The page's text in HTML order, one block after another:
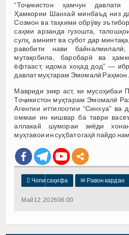
“Тоҷикистон ҳамчун давлати
Ҳамкории Шанхай минбаъд низ
Созмон ва таҳкими обрӯву
саҳми арзанда гузошта,
сулҳ, амният ва субот дар
равобити нави
мутақобила, баробарӣ ва
ёфтааст, идома хоҳад дод” —
давлат муҳтарам Эмомалӣ Раҳмон.
Мавриди зикр аст, ки мусоҳибаи
Тоҷикистон муҳтарам Эмомалӣ
Агентии иттилоотии “Синхуа” ва
оммаи ин кишвар ба таври
аллакай шумораи зиёди
муҳтавои ин суҳбат огаҳӣ пайдо
 Чопи саҳифа ✉ Равон кардан
Май 12, 2026 06:00